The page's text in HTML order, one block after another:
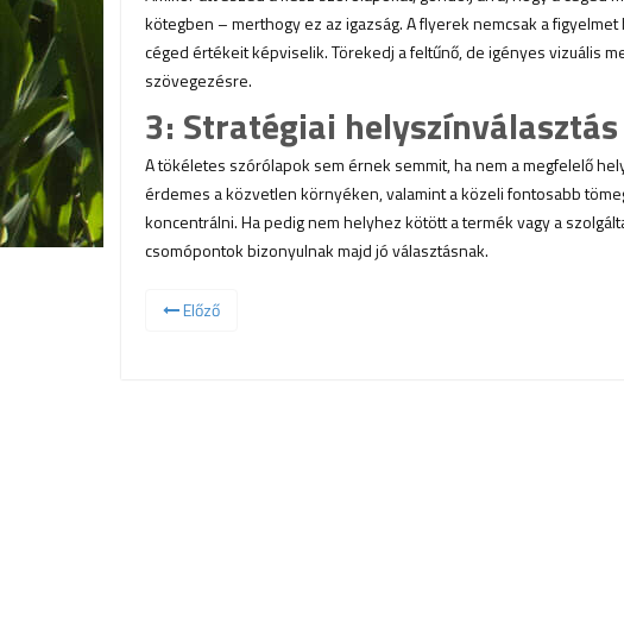
kötegben – merthogy ez az igazság. A flyerek nemcsak a
céged értékeit képviselik. Törekedj a feltűnő, de igényes vizuális
szövegezésre.
3: Stratégiai helyszínválasztás
A tökéletes szórólapok sem érnek semmit, ha nem a megfelelő
érdemes a közvetlen környéken, valamint a közeli fontosabb
koncentrálni. Ha pedig nem helyhez kötött a termék vagy a
csomópontok bizonyulnak majd jó választásnak.
Előző